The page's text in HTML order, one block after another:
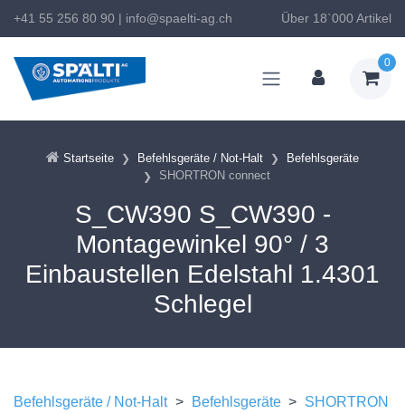
+41 55 256 80 90 | info@spaelti-ag.ch Über 18`000 Artikel
0
Startseite Befehlsgeräte / Not-Halt
Befehlsgeräte
SHORTRON connect
S_CW390 S_CW390 -
Montagewinkel 90° / 3
Einbaustellen Edelstahl 1.4301
Schlegel
Befehlsgeräte / Not-Halt > Befehlsgeräte > SHORTRON